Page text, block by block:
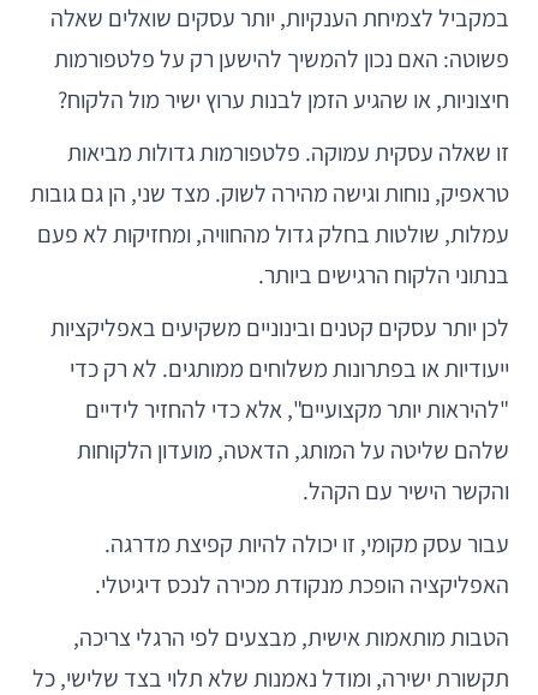
במקביל לצמיחת הענקיות, יותר עסקים שואלים שאלה
פשוטה: האם נכון להמשיך להישען רק על פלטפורמות
חיצוניות, או שהגיע הזמן לבנות ערוץ ישיר מול הלקוח?
זו שאלה עסקית עמוקה. פלטפורמות גדולות מביאות
טראפיק, נוחות וגישה מהירה לשוק. מצד שני, הן גם גובות
עמלות, שולטות בחלק גדול מהחוויה, ומחזיקות לא פעם
בנתוני הלקוח הרגישים ביותר.
לכן יותר עסקים קטנים ובינוניים משקיעים באפליקציות
ייעודיות או בפתרונות משלוחים ממותגים. לא רק כדי
"להיראות יותר מקצועיים", אלא כדי להחזיר לידיים
שלהם שליטה על המותג, הדאטה, מועדון הלקוחות
והקשר הישיר עם הקהל.
עבור עסק מקומי, זו יכולה להיות קפיצת מדרגה.
האפליקציה הופכת מנקודת מכירה לנכס דיגיטלי.
הטבות מותאמות אישית, מבצעים לפי הרגלי צריכה,
תקשורת ישירה, ומודל נאמנות שלא תלוי בצד שלישי, כל